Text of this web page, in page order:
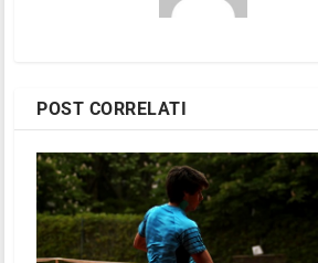
POST CORRELATI